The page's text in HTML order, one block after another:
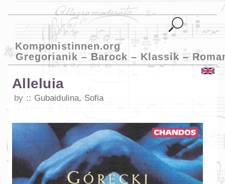
Komponistinnen.org
Gregorianik – Barock – Klassik –
Alleluia
by Gubaidulina, Sofia